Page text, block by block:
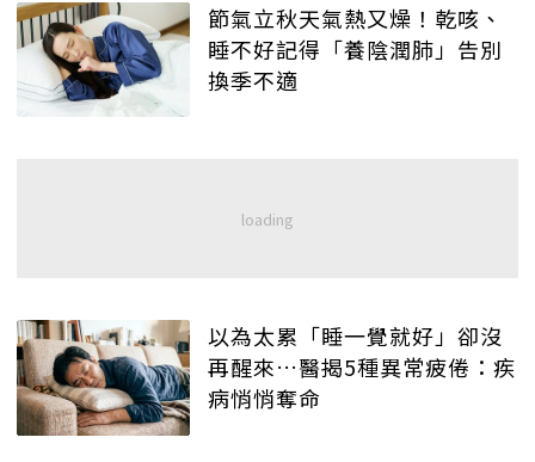
節氣立秋天氣熱又燥！乾咳、
睡不好記得「養陰潤肺」告別
換季不適
以為太累「睡一覺就好」卻沒
再醒來…醫揭5種異常疲倦：疾
病悄悄奪命